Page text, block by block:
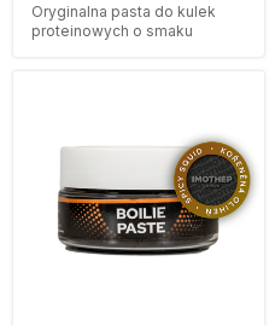
Oryginalna pasta do kulek
proteinowych o smaku